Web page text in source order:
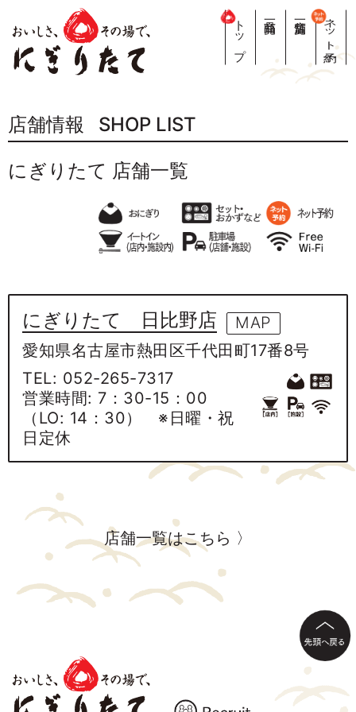
トップ ネット予約
店舗情報 SHOP LIST
にぎりたて 店舗一覧
にぎりたて 日比野店
MAP
愛知県名古屋市熱田区千代田町17番8号
営業時間: 7：30-15：00
（LO: 14：30） ※日曜・祝
日定休
TEL: 052-265-7317
店舗一覧はこちら 〉